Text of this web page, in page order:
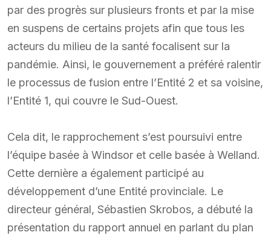
par des progrès sur plusieurs fronts et par la mise
en suspens de certains projets afin que tous les
acteurs du milieu de la santé focalisent sur la
pandémie. Ainsi, le gouvernement a préféré ralentir
le processus de fusion entre l’Entité 2 et sa voisine,
l’Entité 1, qui couvre le Sud-Ouest.
Cela dit, le rapprochement s’est poursuivi entre
l’équipe basée à Windsor et celle basée à Welland.
Cette dernière a également participé au
développement d’une Entité provinciale. Le
directeur général, Sébastien Skrobos, a débuté la
présentation du rapport annuel en parlant du plan